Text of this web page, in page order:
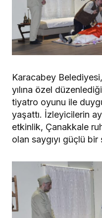
Karacabey
yılına özel
tiyatro oyunu ile
yaşattı. İzleyicilerin
etkinlik, Çanakkale
olan saygıyı güçlü